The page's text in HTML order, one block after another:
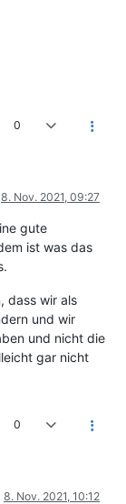
0
8. Nov. 2021, 09:27
gute
ist was das
dass wir als
und wir
und nicht die
gar nicht
0
8. Nov. 2021, 10:12